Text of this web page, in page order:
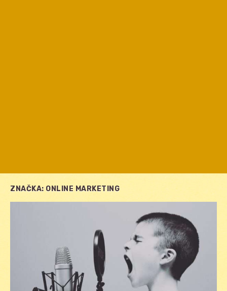
ZNAČKA: ONLINE MARKETING